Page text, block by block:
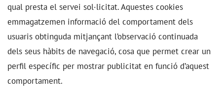
qual presta el servei sol·licitat. Aquestes cookies
emmagatzemen informació del comportament dels
usuaris obtinguda mitjançant l’observació continuada
dels seus hàbits de navegació, cosa que permet crear un
perfil específic per mostrar publicitat en funció d’aquest
comportament.